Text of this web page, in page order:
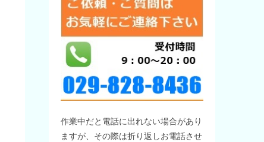
作業中だと電話に出れない場合があり
ますが、その際は折り返しお電話させ